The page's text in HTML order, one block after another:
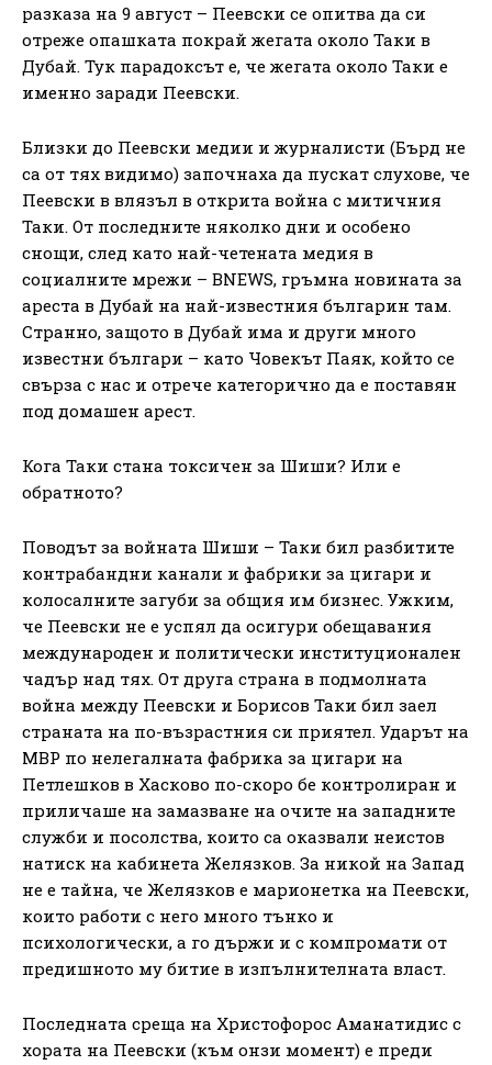
разказа на 9 август – Пеевски се опитва да си
отреже опашката покрай жегата около Таки в
Дубай. Тук парадоксът е, че жегата около Таки е
именно заради Пеевски.
Близки до Пеевски медии и журналисти (Бърд не
са от тях видимо) започнаха да пускат слухове, че
Пеевски в влязъл в открита война с митичния
Таки. От последните няколко дни и особено
снощи, след като най-четената медия в
социалните мрежи – BNEWS, гръмна новината за
ареста в Дубай на най-известния българин там.
Странно, защото в Дубай има и други много
известни българи – като Човекът Паяк, който се
свърза с нас и отрече категорично да е поставян
под домашен арест.
Кога Таки стана токсичен за Шиши? Или е
обратното?
Поводът за войната Шиши – Таки бил разбитите
контрабандни канали и фабрики за цигари и
колосалните загуби за общия им бизнес. Ужким,
че Пеевски не е успял да осигури обещавания
международен и политически институционален
чадър над тях. От друга страна в подмолната
война между Пеевски и Борисов Таки бил заел
страната на по-възрастния си приятел. Ударът на
МВР по нелегалната фабрика за цигари на
Петлешков в Хасково по-скоро бе контролиран и
приличаше на замазване на очите на западните
служби и посолства, които са оказвали неистов
натиск на кабинета Желязков. За никой на Запад
не е тайна, че Желязков е марионетка на Пеевски,
които работи с него много тънко и
психологически, а го държи и с компромати от
предишното му битие в изпълнителната власт.
Последната среща на Христофорос Аманатидис с
хората на Пеевски (към онзи момент) е преди